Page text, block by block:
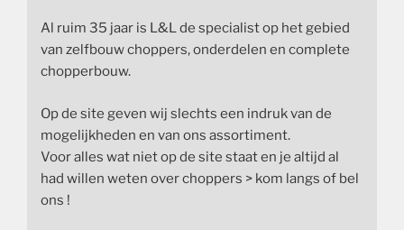
Al ruim 35 jaar is L&L de specialist op het gebied
van zelfbouw choppers, onderdelen en complete
chopperbouw.
Op de site geven wij slechts een indruk van de
mogelijkheden en van ons assortiment.
Voor alles wat niet op de site staat en je altijd al
had willen weten over choppers > kom langs of bel
ons !